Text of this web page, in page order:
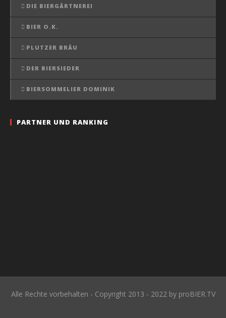
DIE BIERGÄRTNEREI
BIER O.K.
PLUTZER BRÄU
DER BIERSIEDER
BIERSOMMELIER DOMINIK
PARTNER UND RANKING
Alle Rechte vorbehalten - Copyright 2013 - 2022 by proBIER.TV